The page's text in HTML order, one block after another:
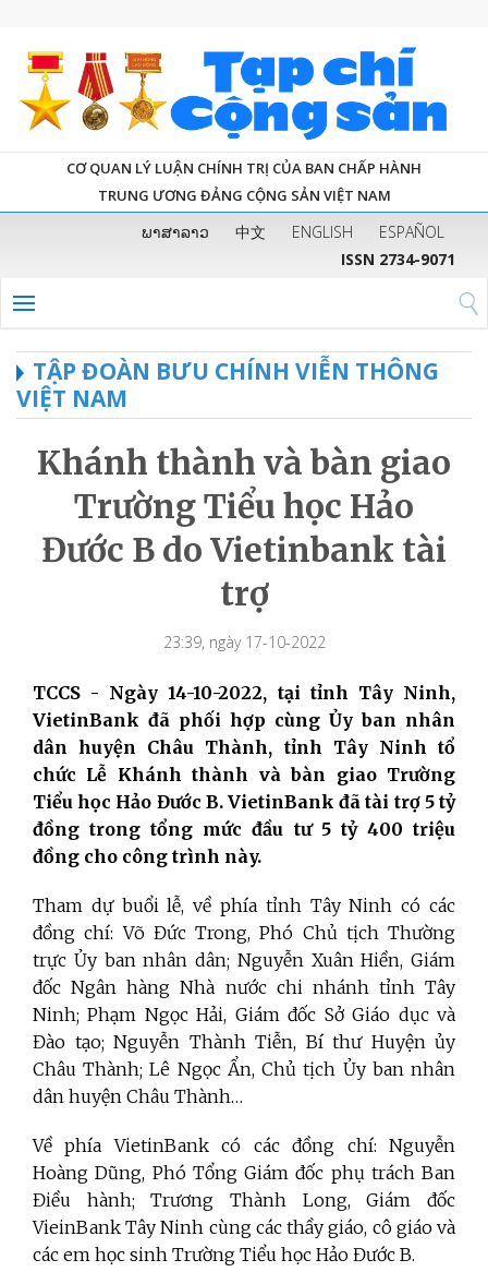
CƠ QUAN LÝ LUẬN CHÍNH TRỊ CỦA BAN CHẤP HÀNH
TRUNG ƯƠNG ĐẢNG CỘNG SẢN VIỆT NAM
ພາສາລາວ 中文 ENGLISH
ESPAÑOL
ISSN 2734-9071
TẬP ĐOÀN BƯU CHÍNH VIỄN THÔNG
VIỆT NAM
Khánh thành và bàn giao
Trường Tiểu học Hảo
Đước B do Vietinbank tài
trợ
23:39, ngày 17-10-2022
TCCS - Ngày 14-10-2022, tại tỉnh Tây Ninh,
VietinBank đã phối hợp cùng Ủy ban nhân
dân huyện Châu Thành, tỉnh Tây Ninh tổ
chức Lễ Khánh thành và bàn giao Trường
Tiểu học Hảo Đước B. VietinBank đã tài trợ 5 tỷ
đồng trong tổng mức đầu tư 5 tỷ 400 triệu
đồng cho công trình này.
Tham dự buổi lễ, về phía tỉnh Tây Ninh có các
đồng chí: Võ Đức Trong, Phó Chủ tịch Thường
trực Ủy ban nhân dân; Nguyễn Xuân Hiền, Giám
đốc Ngân hàng Nhà nước chi nhánh tỉnh Tây
Ninh; Phạm Ngọc Hải, Giám đốc Sở Giáo dục và
Đào tạo; Nguyễn Thành Tiễn, Bí thư Huyện ủy
Châu Thành; Lê Ngọc Ẩn, Chủ tịch Ủy ban nhân
dân huyện Châu Thành…
Về phía VietinBank có các đồng chí: Nguyễn
Hoàng Dũng, Phó Tổng Giám đốc phụ trách Ban
Điều hành; Trương Thành Long, Giám đốc
VieinBank Tây Ninh cùng các thầy giáo, cô giáo và
các em học sinh Trường Tiểu học Hảo Đước B.